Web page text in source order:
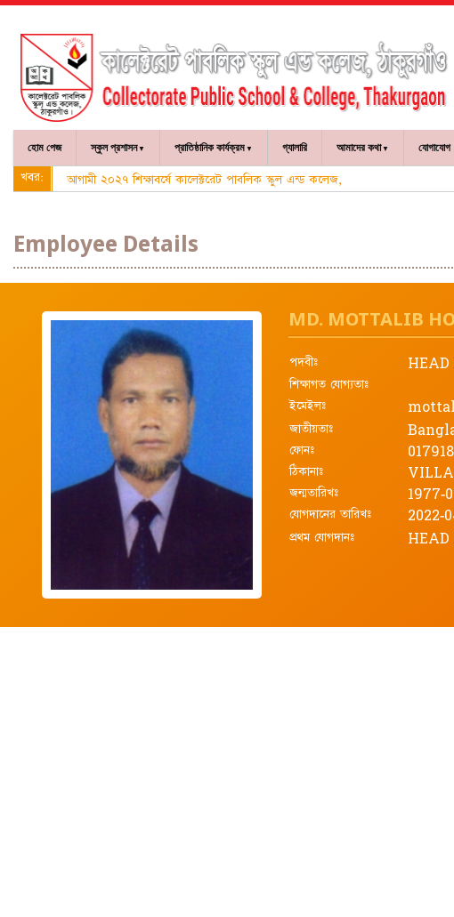
হোম পেজ স্কুল প্রশাসন প্রাতিষ্ঠানিক কার্যক্রম গ্যালারি আমাদের কথা যোগাযোগ
খবর: আগামী ২০২৭ শিক্ষাবর্ষে কালেক্টরেট পাবলিক স্কুল এন্ড কলেজ, ঠাকুরগাঁও-
Employee Details
MD. MOTTALIB
পদবীঃ
HEAD
শিক্ষাগত যোগ্যতাঃ
ইমেইলঃ
জাতীয়তাঃ
ফোনঃ
ঠিকানাঃ
জন্মতারিখঃ
1977-
যোগদানের তারিখঃ
2022-
প্রথম যোগদানঃ
HEAD